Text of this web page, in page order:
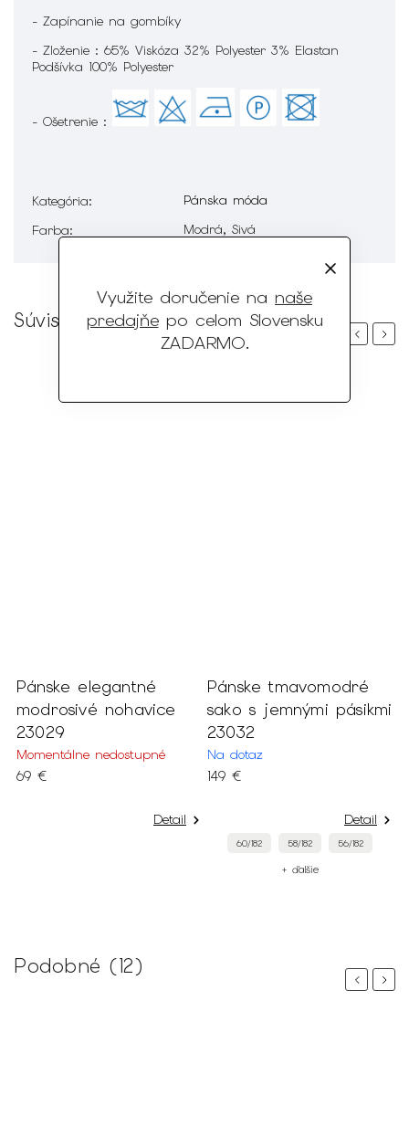
Využite doručenie na naše
predajňepo celom Slovensku
ZADARMO.
- Zapínanie na gombíky
- Zloženie : 65% Viskóza 32% Polyester 3% Elastan
Podšívka 100% Polyester
- Ošetrenie :
Kategória:
Pánska móda
Farba: Modrá, Sivá
Súvisiaci tovar
Previous
Pánske elegantné
modrosivé nohavice
23029
Momentálne nedostupné
69 €
Detail
Pánske tmavomodré
sako s jemnými pásikmi
23032
Na dotaz
149 €
Detail
60/182 58/182 56/182
+ ďalšie
Next
Podobné (12)
PreviousNext